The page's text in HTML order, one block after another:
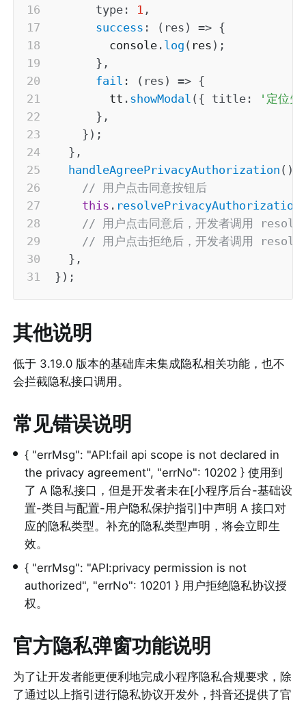
type : 1 ,
success : ( res ) => {
        console
. log ( res ) ;
} ,
fail : ( res ) => {
        tt
. showModal ( { title :
'定位
} ,
} ) ;
} ,
handleAgreePrivacyAuthorization ( )
// 用户点击同意按钮后
this . resolvePrivacyAuthorization
// 用户点击同意后，开发者调用
// 用户点击拒绝后，开发者调用
} ,
} ) ;
其他说明
低于 3.19.0 版本的基础库未集成隐私相关功能，也不
会拦截隐私接口调用。
常见错误说明
• { "errMsg": "API:fail api scope is not declared in
the privacy agreement", "errNo": 10202 } 使用到
了 A 隐私接口，但是开发者未在[小程序后台-基础设
置-类目与配置-用户隐私保护指引]中声明 A 接口对
应的隐私类型。补充的隐私类型声明，将会立即生
效。
• { "errMsg": "API:privacy permission is not
authorized", "errNo": 10201 } 用户拒绝隐私协议授
权。
官方隐私弹窗功能说明
为了让开发者能更便利地完成小程序隐私合规要求，除
了通过以上指引进行隐私协议开发外，抖音还提供了官